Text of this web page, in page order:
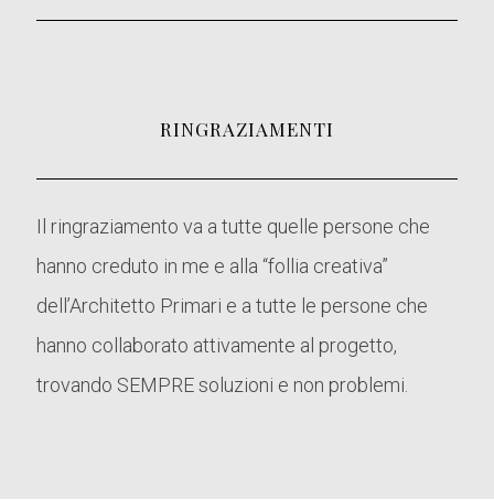
RINGRAZIAMENTI
Il ringraziamento va a tutte quelle persone che
hanno creduto in me e alla “follia creativa”
dell’Architetto Primari e a tutte le persone che
hanno collaborato attivamente al progetto,
trovando SEMPRE soluzioni e non problemi.